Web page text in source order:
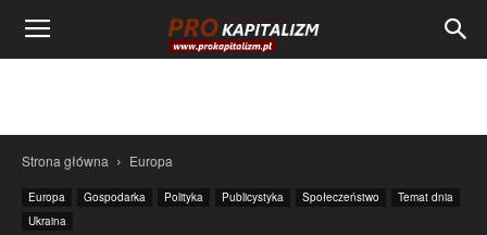
Strona główna Europa
Europa Gospodarka Polityka Publicystyka Społeczeństwo
Temat dnia
Ukraina